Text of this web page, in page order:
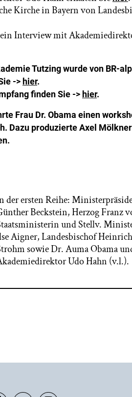
Kirche in Bayern von
Interview mit
Tutzing wurde von BR-
-> hier.
finden Sie -> hier.
Frau Dr. Obama einen
Dazu produzierte Axel
der ersten Reihe:
Beckstein, Herzog Franz
und Stellv.
Aigner, Landesbischof
sowie Dr. Auma Obama
Udo Hahn (v.l.).